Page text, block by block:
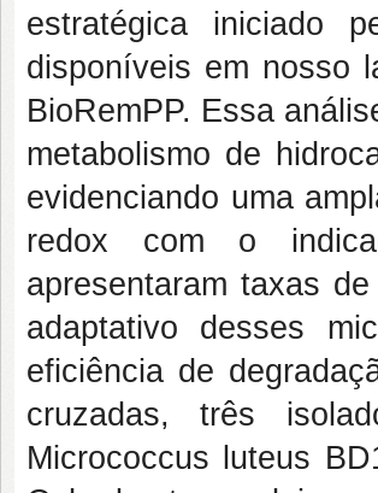
estratégica iniciado
disponíveis em nosso
BioRemPP. Essa
metabolismo de
evidenciando uma
redox com o
apresentaram taxas
adaptativo desses
eficiência de
cruzadas, três
Micrococcus luteus